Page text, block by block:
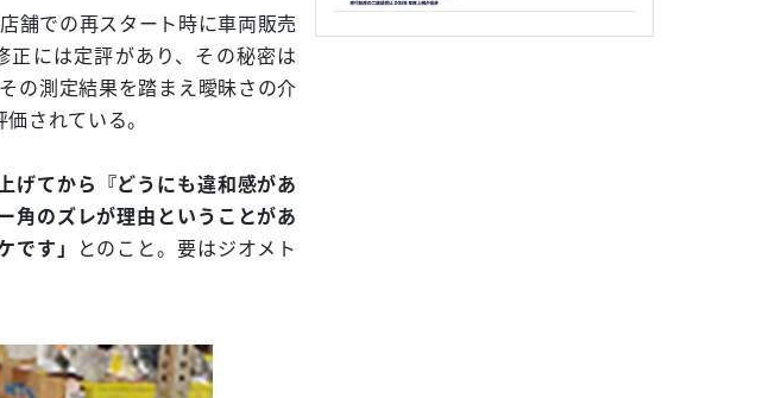
舗での再スタート時に車両販売
には定評があり、その秘密は
の測定結果を踏まえ曖昧さの介
されている。
げてから『どうにも違和感があ
角のズレが理由ということがあ
です」
とのこと。要はジオメト